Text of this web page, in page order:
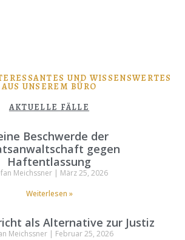
UND WISSENSWERTES
AUS UNSEREM BÜRO
AKTUELLE FÄLLE
Beschwerde der
gegen
Haftentlassung
Meichssner
März 25, 2026
Weiterlesen »
als Alternative zur Justiz
Meichssner
Februar 25, 2026